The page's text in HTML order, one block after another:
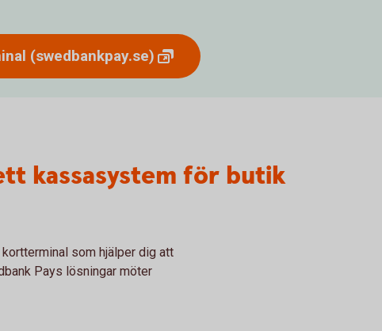
(swedbankpay.se)
kassasystem för butik
som hjälper dig att
Pays lösningar möter